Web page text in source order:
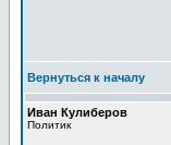
Вернуться к началу
Иван Кулиберов
Политик